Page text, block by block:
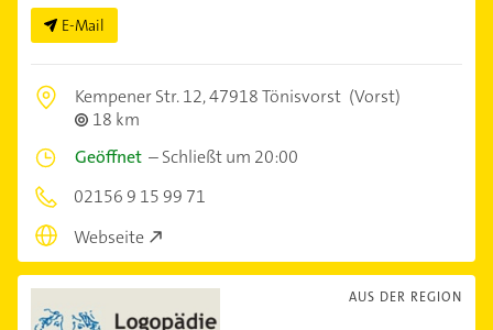
E-Mail
Kempener Str. 12,47918 Tönisvorst (Vorst)
18 km
Geöffnet –Schließt um 20:00
02156 9 15 99 71
Webseite
AUS DER REGION